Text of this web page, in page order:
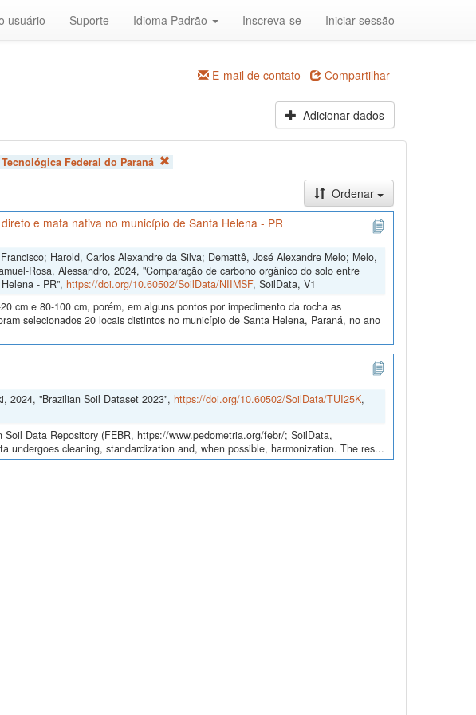
usuário Suporte Idioma Padrão Inscreva-se Iniciar sessão
E-mail de contato Compartilhar
Adicionar dados
Federal do Paraná
Ordenar
e mata nativa no município de Santa Helena - PR
Harold, Carlos Alexandre da Silva; Demattê, José Alexandre Melo; Melo,
Rosa, Alessandro, 2024, "Comparação de carbono orgânico do solo entre
- PR", https://doi.org/10.60502/SoilData/NIIMSF, SoilData, V1
cm e 80-100 cm, porém, em alguns pontos por impedimento da rocha as
selecionados 20 locais distintos no município de Santa Helena, Paraná, no ano
2024, "Brazilian Soil Dataset 2023", https://doi.org/10.60502/SoilData/TUI25K,
Data Repository (FEBR, https://www.pedometria.org/febr/; SoilData,
undergoes cleaning, standardization and, when possible, harmonization. The res...